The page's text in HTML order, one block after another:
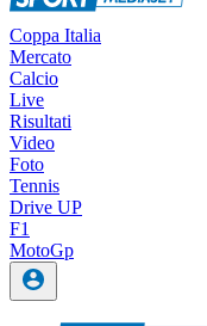
Coppa Italia
Mercato
Calcio
Live
Risultati
Video
Foto
Tennis
Drive UP
F1
MotoGp